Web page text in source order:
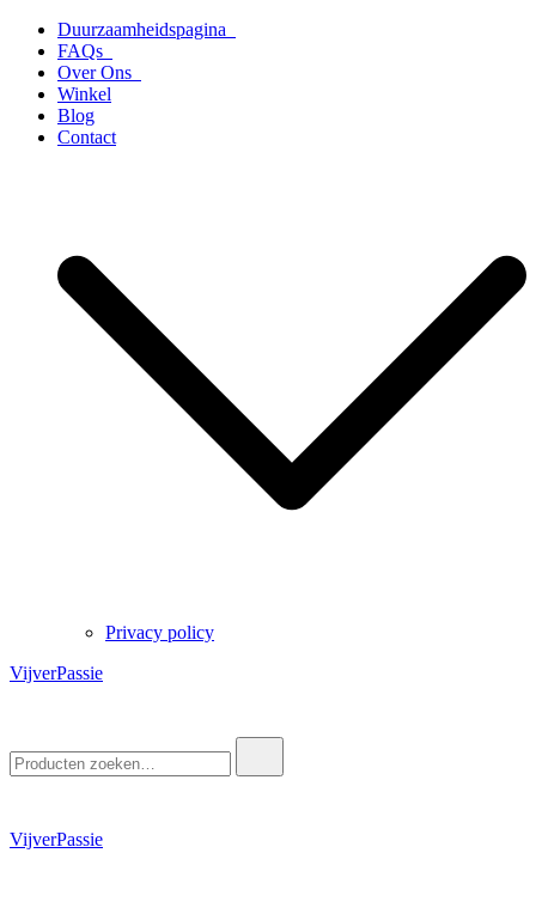
naar
inhoud
Duurzaamheidspagina
FAQs
Over Ons
Winkel
Blog
Contact
Privacy policy
VijverPassie
naar:
VijverPassie